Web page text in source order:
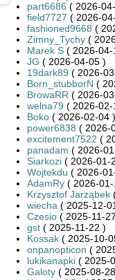
part6686 ( 2026-
field7727 ( 2026-
fashioned9668 (
Zimny_Tychy(
Marek S( 2026-04-
JG ( 2026-04-05 )
19dark89 ( 2026-
Born_stubborN (
BrowaRR ( 2026-
welna79 ( 2026-02-
Boko( 2026-02-04 )
power6838 ( 2026-
excitement7522 (
panadam ( 2026-
Siarkozi( 2026-01-
Wojtekdu ( 2026-
AdamRy( 2026-01-
Krzysztof Jarząbek
wiecha ( 2025-12-
Czesio( 2025-11-
gst( 2025-11-22 )
Kossak( 2025-10-
onpanopticon (
lukikanapki( 2025-
Galoty( 2025-08-